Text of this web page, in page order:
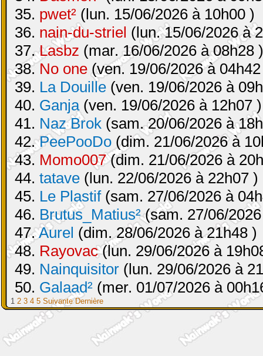
35. pwet² (lun. 15/06/2026 à 10h00 )
36. nain-du-striel (lun. 15/06/2026 à
37.Lasbz (mar. 16/06/2026 à 08h28 )
38. No one (ven. 19/06/2026 à
39. La Douille (ven. 19/06/2026 à
40. Ganja(ven. 19/06/2026 à 12h07 )
41. Naz Brok (sam. 20/06/2026 à
42.PeePooDo (dim. 21/06/2026 à
43. Momo007(dim. 21/06/2026 à
44. tatave (lun. 22/06/2026 à 22h07 )
45. Le Plastif(sam. 27/06/2026 à
46. Brutus_Matius²(sam. 27/06/
47.Aurel (dim. 28/06/2026 à 21h48 )
48. Rayovac(lun. 29/06/2026 à
49. Nainquisitor (lun. 29/06/2026 à
50. Galaad² (mer. 01/07/2026 à
1 2 3 4 5 Suivante Dernière